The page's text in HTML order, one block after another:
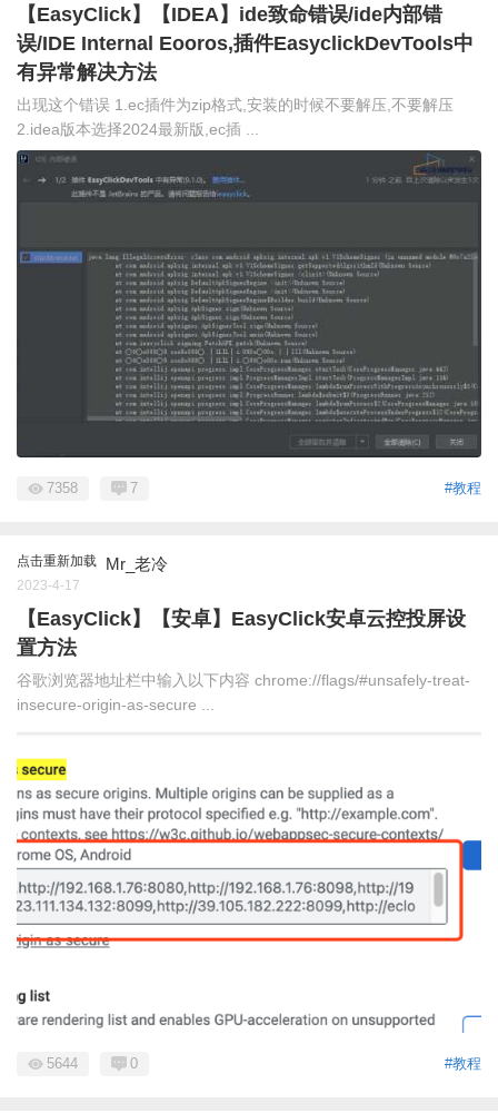
【EasyClick】【IDEA】ide致命错误/ide内部错
误/IDE Internal Eooros,插件EasyclickDevTools中
有异常解决方法
出现这个错误 1.ec插件为zip格式,安装的时候不要解压,不要解压
2.idea版本选择2024最新版,ec插 ...
#教程
7358 7
点击重新加载 Mr_老冷
2023-4-17
【EasyClick】【安卓】EasyClick安卓云控投屏设
置方法
谷歌浏览器地址栏中输入以下内容 chrome://flags/#unsafely-treat-
insecure-origin-as-secure ...
#教程
5644 0